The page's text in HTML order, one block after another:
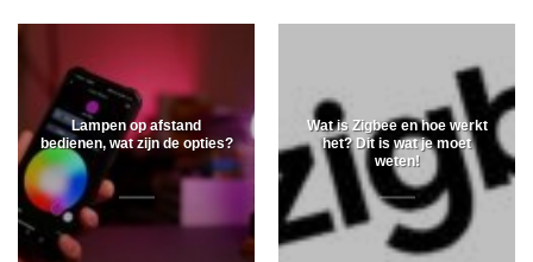
Lampen op afstand
bedienen, wat zijn de opties?
Wat is Zigbee en hoe werkt
het? Dit is wat je moet
weten!